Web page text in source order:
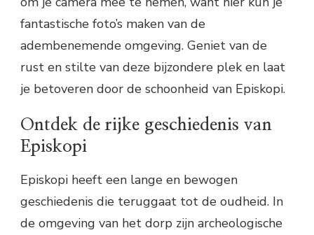
fantastische foto’s maken van de
adembenemende omgeving. Geniet van de
rust en stilte van deze bijzondere plek en laat
je betoveren door de schoonheid van Episkopi.
Ontdek de rijke geschiedenis van
Episkopi
Episkopi heeft een lange en bewogen
geschiedenis die teruggaat tot de oudheid. In
de omgeving van het dorp zijn archeologische